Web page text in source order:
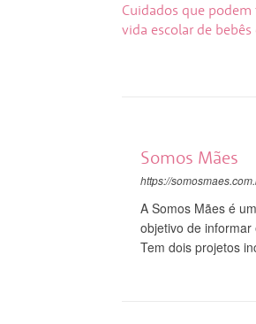
Cuidados que
vida escolar de bebês
Somos Mães
https://
A Somos Mães é
objetivo de
Tem dois projetos